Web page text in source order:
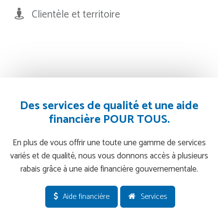
Clientèle et territoire
Des services de qualité et une aide
financière POUR TOUS.
En plus de vous offrir une toute une gamme de services
variés et de qualité, nous vous donnons accès à plusieurs
rabais grâce à une aide financière gouvernementale.
Aide financière Services